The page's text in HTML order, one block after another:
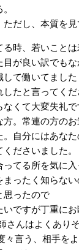
だし、本質を見
時、若いこと
目が良い訳でも
て働いてました
したと言ってく
なくて大変失礼
。常連の方のお
自分にはあな
ださいました。
ってる所を気に
まったく知らな
ったので
いですが丁重に
さんはよくあり
々言う、相手を